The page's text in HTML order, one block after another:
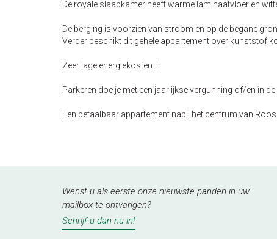
De royale slaapkamer heeft warme laminaatvloer en
De berging is voorzien van stroom en op de begane
Verder beschikt dit gehele appartement over kunststof
Zeer lage energiekosten. !
Parkeren doe je met een jaarlijkse vergunning of/en in
Een betaalbaar appartement nabij het centrum van
Wenst u als eerste onze nieuwste panden in uw
mailbox te ontvangen?
Schrijf u dan nu in!